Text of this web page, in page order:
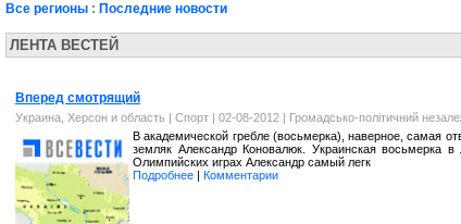
Все регионы : Последние новости
ЛЕНТА ВЕСТЕЙ
Вперед смотрящий
Украина, Херсон и область | Спорт | 02-08-2012 | Громадсько-політичний
В академической гребле (восьмерка), наверное, самая
земляк Александр Коновалюк. Украинская
Олимпийских играх Александр самый легк
Подробнее | Комментарии